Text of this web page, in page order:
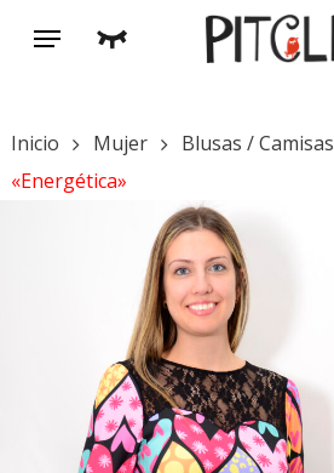
buscar
Menú
Inicio Mujer Blusas / Camisas
«Energética»